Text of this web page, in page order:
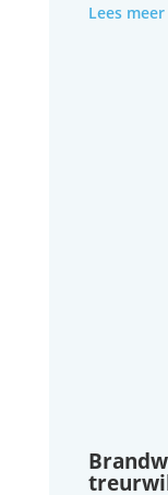
Lees meer